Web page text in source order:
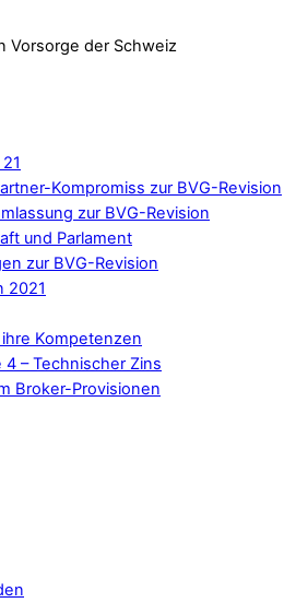
Vorsorge der Schweiz
Kompromiss zur BVG-Revision
zur BVG-Revision
und Parlament
zur BVG-Revision
2021
ihre Kompetenzen
4 – Technischer Zins
Broker-Provisionen